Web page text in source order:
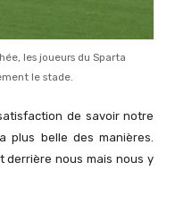
les joueurs du Sparta
le stade.
de savoir notre
plus belle des manières.
derrière nous mais nous y